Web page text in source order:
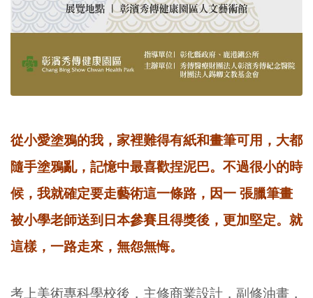
從小愛塗鴉的我，家裡難得有紙和畫筆可用，大都
隨手塗鴉亂，記憶中最喜歡捏泥巴。不過很小的時
候，我就確定要走藝術這一條路，因一 張臘筆畫
被小學老師送到日本參賽且得獎後，更加堅定。就
這樣，一路走來，無怨無悔。
考上美術專科學校後，主修商業設計，副修油畫，